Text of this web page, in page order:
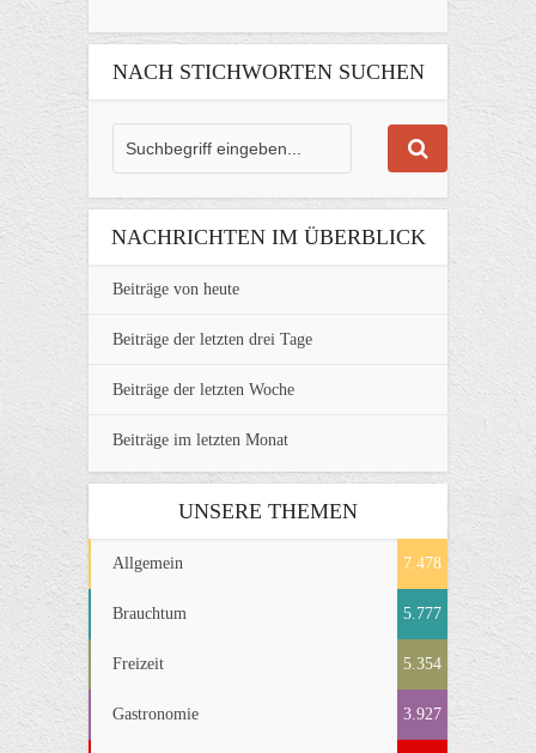
NACH STICHWORTEN SUCHEN
NACHRICHTEN IM ÜBERBLICK
Beiträge von heute
Beiträge der letzten drei Tage
Beiträge der letzten Woche
Beiträge im letzten Monat
UNSERE THEMEN
Allgemein 7.478
Brauchtum 5.777
Freizeit 5.354
Gastronomie 3.927